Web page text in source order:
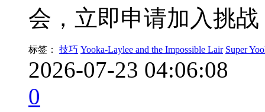
会，立即申请加入挑战
标签： 技巧 Yooka-Laylee and the Impossible Lair Super
2026-07-23 04:06:08
0